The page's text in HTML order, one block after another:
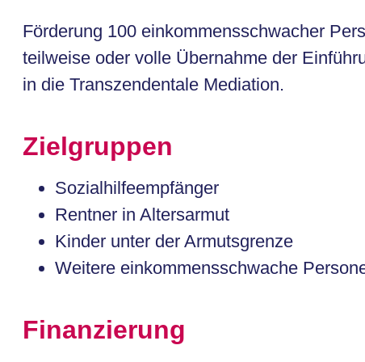
Förderung 100 einkommensschwacher
teilweise oder volle Übernahme der
in die Transzendentale Mediation.
Zielgruppen
Sozialhilfeempfänger
Rentner in Altersarmut
Kinder unter der Armutsgrenze
Weitere einkommensschwache
Finanzierung